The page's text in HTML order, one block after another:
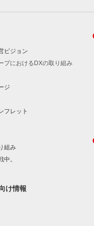
ビジョン
プにおけるDXの取り組み
ジ
フレット
組み
中。
け情報